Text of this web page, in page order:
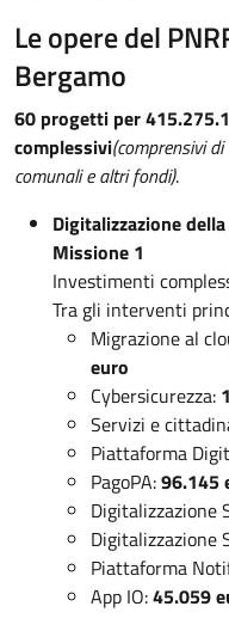
Le opere del
Bergamo
60 progetti per
complessivi(comprensivi
comunali e altri fondi).
Digitalizzazione
Missione 1
Investimenti
Tra gli interventi
Migrazione al
euro
Cybersicurezza:
Servizi e
Piattaforma
PagoPA:96.145
Digitalizzazione
Digitalizzazione
Piattaforma
App IO:45.059